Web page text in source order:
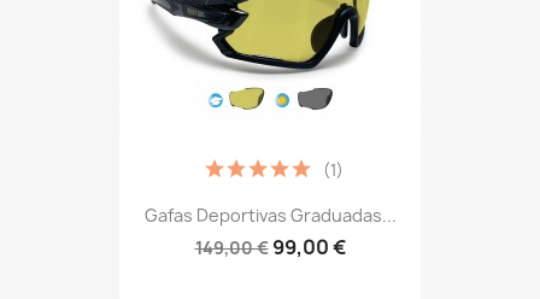
Gafas Deportivas Graduadas...
149,00 € 99,00 €
(1)